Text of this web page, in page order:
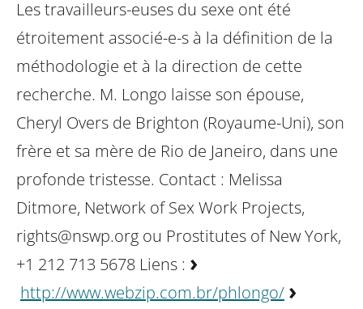
Les travailleurs-euses du sexe ont été
étroitement associé-e-s à la définition de la
méthodologie et à la direction de cette
recherche. M. Longo laisse son épouse,
Cheryl Overs de Brighton (Royaume-Uni), son
frère et sa mère de Rio de Janeiro, dans une
profonde tristesse. Contact : Melissa
Ditmore, Network of Sex Work Projects,
rights@nswp.org ou Prostitutes of New York,
+1 212 713 5678 Liens :
http://www.webzip.com.br/phlongo/